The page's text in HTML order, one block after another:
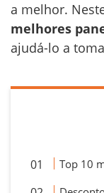
a melhor.
melhores
ajudá-lo a
Top 10